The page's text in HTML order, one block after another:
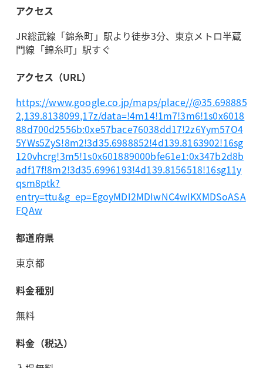
アクセス
JR総武線「錦糸町」駅より徒歩3分、東京メトロ半蔵
門線「錦糸町」駅すぐ
アクセス（URL）
https://www.google.co.jp/maps/place//@35.698885
2,139.8138099,17z/data=!4m14!1m7!3m6!1s0x6018
88d700d2556b:0xe57bace76038dd17!2z6Yym57O4
5YWs5ZyS!8m2!3d35.6988852!4d139.8163902!16sg
120vhcrg!3m5!1s0x601889000bfe61e1:0x347b2d8b
adf17f!8m2!3d35.6996193!4d139.8156518!16sg11y
qsm8ptk?
entry=ttu&g_ep=EgoyMDI2MDIwNC4wIKXMDSoASA
FQAw
都道府県
東京都
料金種別
無料
料金（税込）